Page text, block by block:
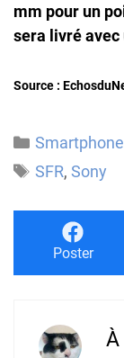
mm pour un
sera livré
Source :
Catégories
Étiquettes
SFR, Sony
Poster
À